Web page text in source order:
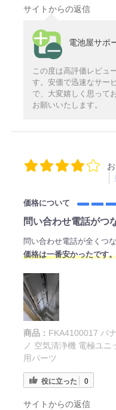
サイトからの返信
電池屋サポ
この度は高評価レビュ
す。安価で迅速なサー
で、大変嬉しく思って
お願いいたします。
価格について
問い合わせ電話がつ
問い合わせ電話が全くつ
価格は一番安かったです。
商品： FKA4100017 パ
ノ 空気清浄機 電極ユ
用パーツ
役に立った 0
サイトからの返信